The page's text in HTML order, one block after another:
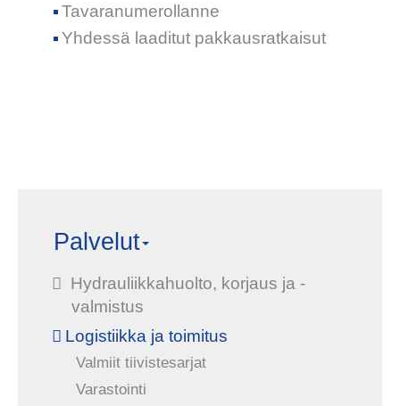
Tavaranumerollanne
Yhdessä laaditut pakkausratkaisut
Palvelut
Hydrauliikkahuolto, korjaus ja -
valmistus
Logistiikka ja toimitus
Valmiit tiivistesarjat
Varastointi